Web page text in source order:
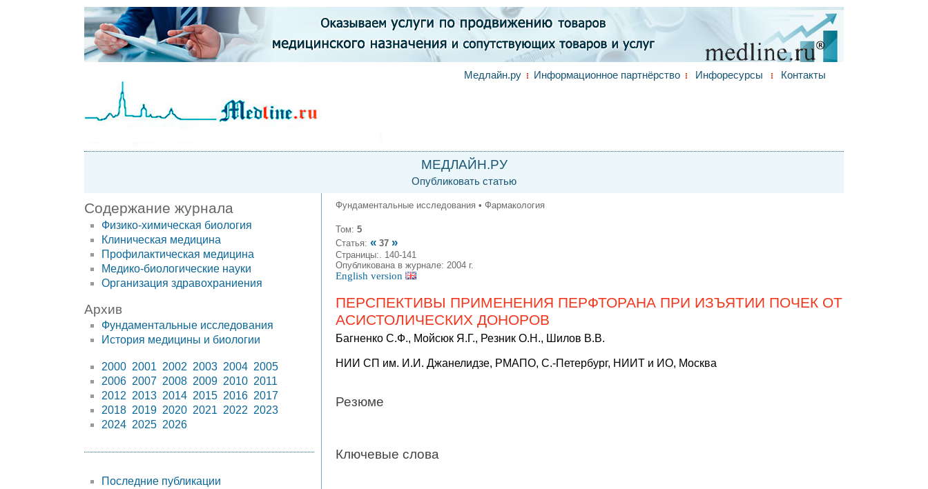
Медлайн.ру Информационное партнёрство Инфоресурсы Контакты
МЕДЛАЙН.РУ
Опубликовать статью
Содержание журнала
Физико-химическая биология
Клиническая медицина
Профилактическая медицина
Медико-биологические науки
Организация здравохраниения
Архив
Фундаментальные исследования
История медицины и биологии
2000 2001 2002 2003 2004 2005
2006 2007 2008 2009 2010 2011
2012 2013 2014 2015 2016 2017
2018 2019 2020 2021 2022 2023
2024 2025 2026
Последние публикации
Фундаментальные исследования • Фармакология
Том: 5
Статья: « 37 »
Страницы:. 140-141
Опубликована в журнале: 2004 г.
English version
ПЕРСПЕКТИВЫ ПРИМЕНЕНИЯ ПЕРФТОРАНА ПРИ ИЗЪЯТИИ ПОЧЕК ОТ
АСИСТОЛИЧЕСКИХ ДОНОРОВ
Багненко С.Ф., Мойсюк Я.Г., Резник О.Н., Шилов В.В.
НИИ СП им. И.И. Джанелидзе, РМАПО, С.-Петербург, НИИТ и ИО, Москва
Резюме
Ключевые слова